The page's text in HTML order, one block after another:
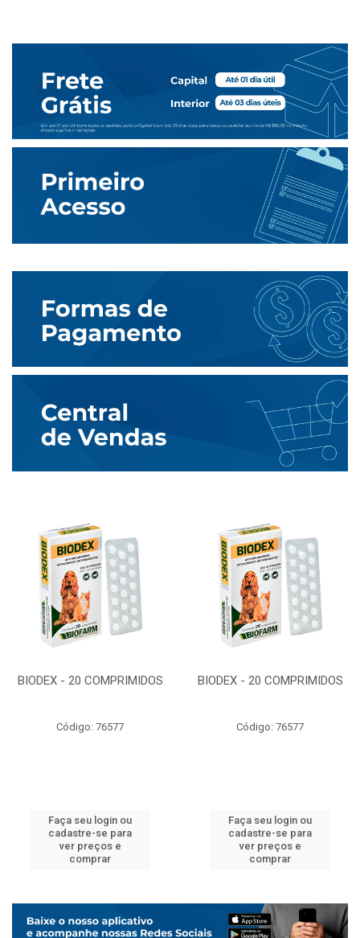
BIODEX - 20 COMPRIMIDOS
Código: 76577
Faça seu login ou
cadastre-se para
ver preços e
comprar
BIODEX - 20 COMPRIMIDOS
Código: 76577
Faça seu login ou
cadastre-se para
ver preços e
comprar